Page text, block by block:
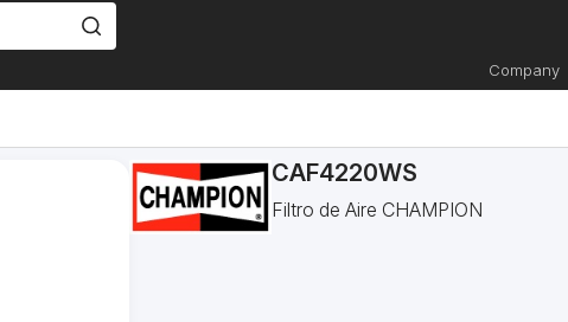
Company
CAF4220WS
Filtro de Aire CHAMPION